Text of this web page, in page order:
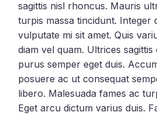
sagittis nisl rhoncus. Mauris
turpis massa tincidunt. Integer
vulputate mi sit amet. Quis
diam vel quam. Ultrices
purus semper eget duis.
posuere ac ut consequat
libero. Malesuada fames ac
Eget arcu dictum varius duis.